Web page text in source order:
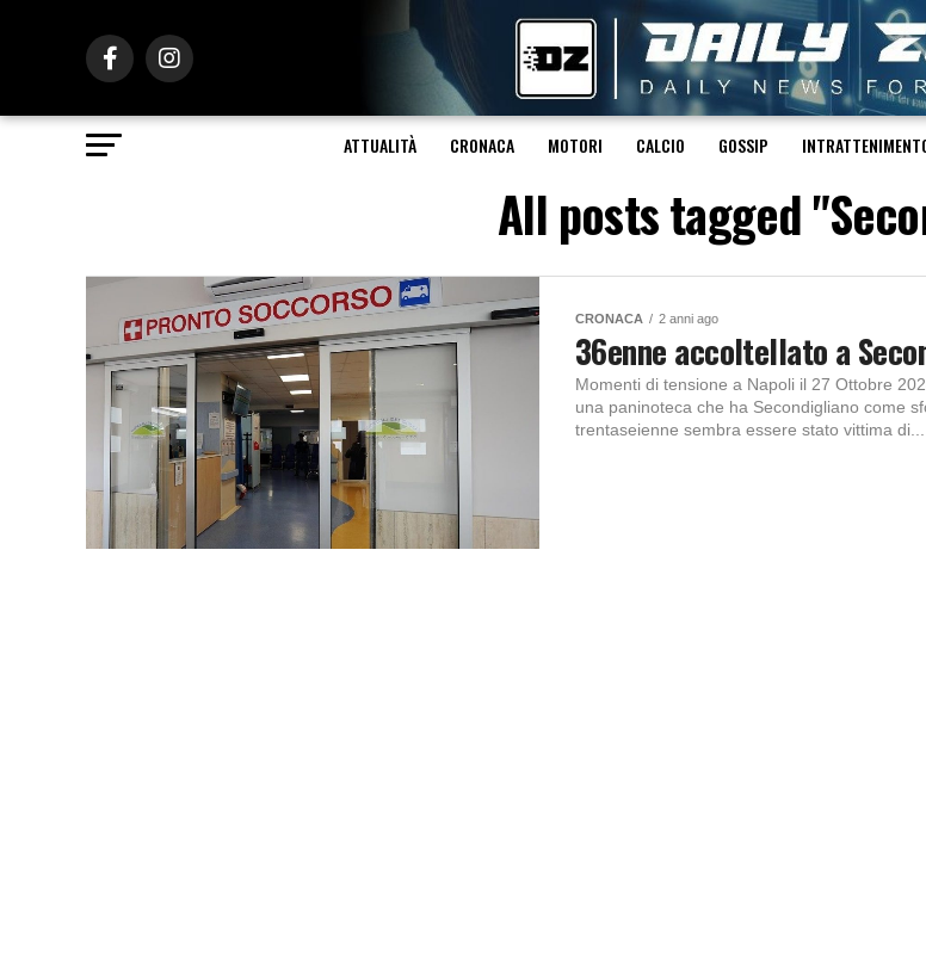
ATTUALITÀ CRONACA MOTORI CALCIO GOSSIP
All posts tagged
CRONACA 2 anni ago
36enne accoltellato a
Momenti di tensione a Napoli il 27 Ottobre
una paninoteca che ha Secondigliano come
trentaseienne sembra essere stato vittima di...